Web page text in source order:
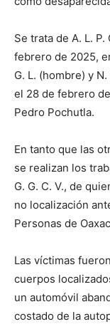
Se trata de A. L.
febrero de 2025,
G. L. (hombre) y
el 28 de febrero
Pedro Pochutla.
En tanto que las
se realizan los
G. G. C. V., de
no localización
Personas de
Las víctimas
cuerpos
un automóvil
costado de la